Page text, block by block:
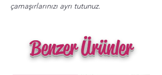
çamaşırlarınızı ayrı tutunuz.
Benzer Ürünler